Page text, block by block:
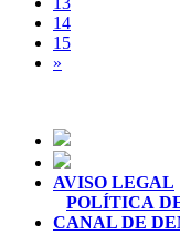
14
15
»
AVISO LEGAL
POLÍTICA
CANAL DE